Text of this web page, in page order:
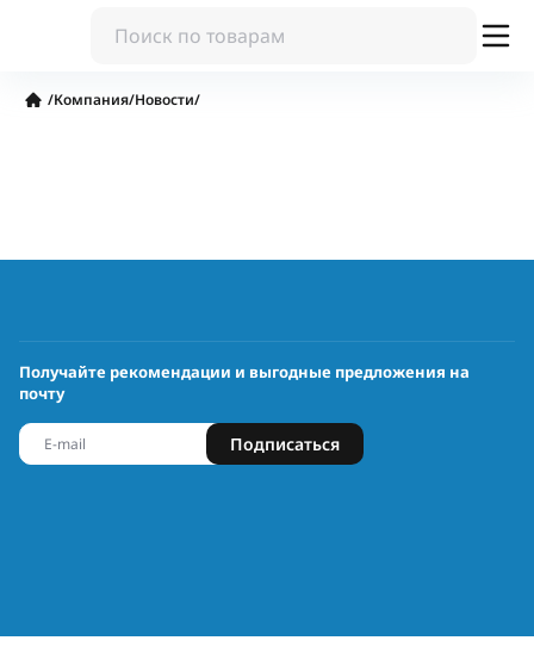
/Компания/Новости/
Получайте рекомендации и выгодные предложения на
почту
Подписаться